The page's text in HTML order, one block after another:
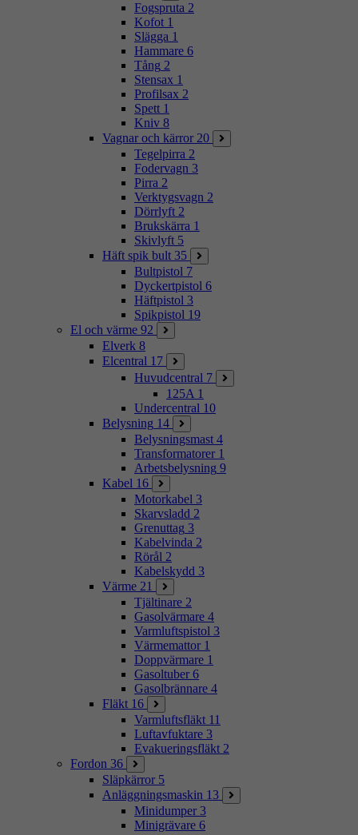
Fogspruta 2
Kofot 1
Slägga 1
Hammare 6
Tång 2
Stensax 1
Profilsax 2
Spett 1
Kniv 8
Vagnar och kärror 20
Tegelpirra 2
Fodervagn 3
Pirra 2
Verktygsvagn 2
Dörrlyft 2
Brukskärra 1
Skivlyft 5
Häft spik bult 35
Bultpistol 7
Dyckertpistol 6
Häftpistol 3
Spikpistol 19
El och värme 92
Elverk 8
Elcentral 17
Huvudcentral 7
125A 1
Undercentral 10
Belysning 14
Belysningsmast 4
Transformatorer 1
Arbetsbelysning 9
Kabel 16
Motorkabel 3
Skarvsladd 2
Grenuttag 3
Kabelvinda 2
Rörål 2
Kabelskydd 3
Värme 21
Tjältinare 2
Gasolvärmare 4
Varmluftspistol 3
Värmemattor 1
Doppvärmare 1
Gasoltuber 6
Gasolbrännare 4
Fläkt 16
Varmluftsfläkt 11
Luftavfuktare 3
Evakueringsfläkt 2
Fordon 36
Släpkärror 5
Anläggningsmaskin 13
Minidumper 3
Minigrävare 6